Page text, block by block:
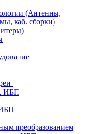
(Антенны,
каб. сборки)
ИБП
преобразованием